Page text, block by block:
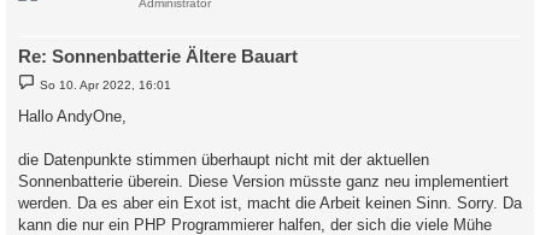
Administrator
Re: Sonnenbatterie Ältere Bauart
B
e
i
t
g
So 10. Apr 2022, 16:01
Hallo AndyOne,
die Datenpunkte stimmen überhaupt nicht mit der aktuellen
Sonnenbatterie überein. Diese Version müsste ganz neu implementiert
werden. Da es aber ein Exot ist, macht die Arbeit keinen Sinn. Sorry. Da
kann die nur ein PHP Programmierer halfen, der sich die viele Mühe